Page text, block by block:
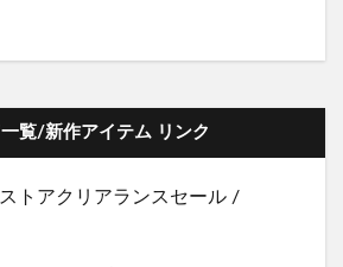
覧/新作アイテム リンク
トアクリアランスセール /